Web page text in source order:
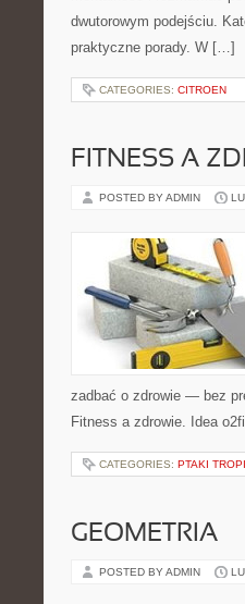
dwutorowym podejściu.
praktyczne porady. W […]
CATEGORIES: CITROEN
FITNESS A
POSTED BY ADMIN
zadbać o zdrowie — bez
Fitness a zdrowie. Idea
CATEGORIES: PTAKI
GEOMETRIA
POSTED BY ADMIN